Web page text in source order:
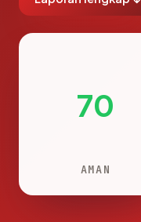
70
AMAN